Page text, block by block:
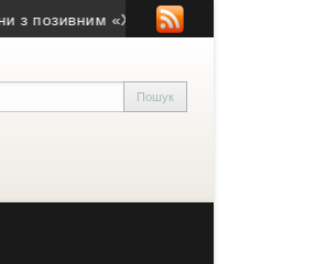
«Хижак» нагороджений «Хрестом